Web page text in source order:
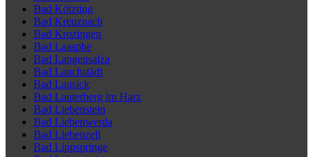
Bad Kötzting
Bad Kreuznach
Bad Krozingen
Bad Laasphe
Bad Langensalza
Bad Lauchstädt
Bad Lausick
Bad Lauterberg im Harz
Bad Liebenstein
Bad Liebenwerda
Bad Liebenzell
Bad Lippspringe